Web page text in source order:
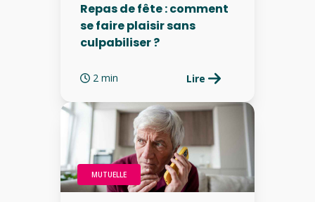
Repas de fête : comment
se faire plaisir sans
culpabiliser ?
2 min Lire
MUTUELLE